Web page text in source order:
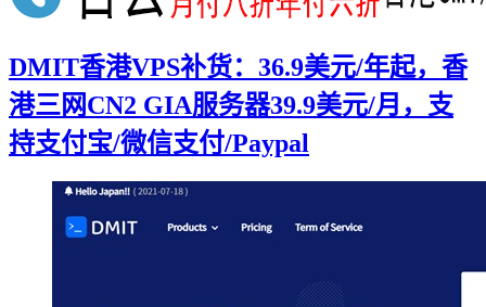
DMIT香港VPS补货：36.9美元/年起，香
港三网CN2 GIA服务器39.9美元/月，支
持支付宝/微信支付/Paypal